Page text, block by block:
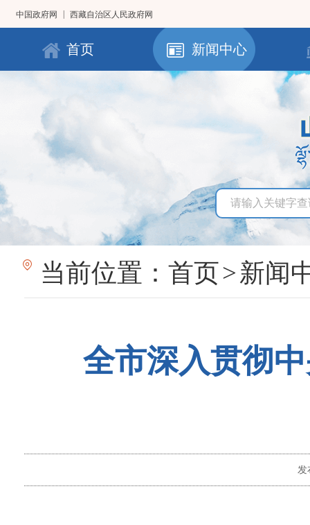
中国政府网 西藏自治区人民政府网
首页 新闻中心
当前位置： 首页>新闻
全市深入贯彻
发